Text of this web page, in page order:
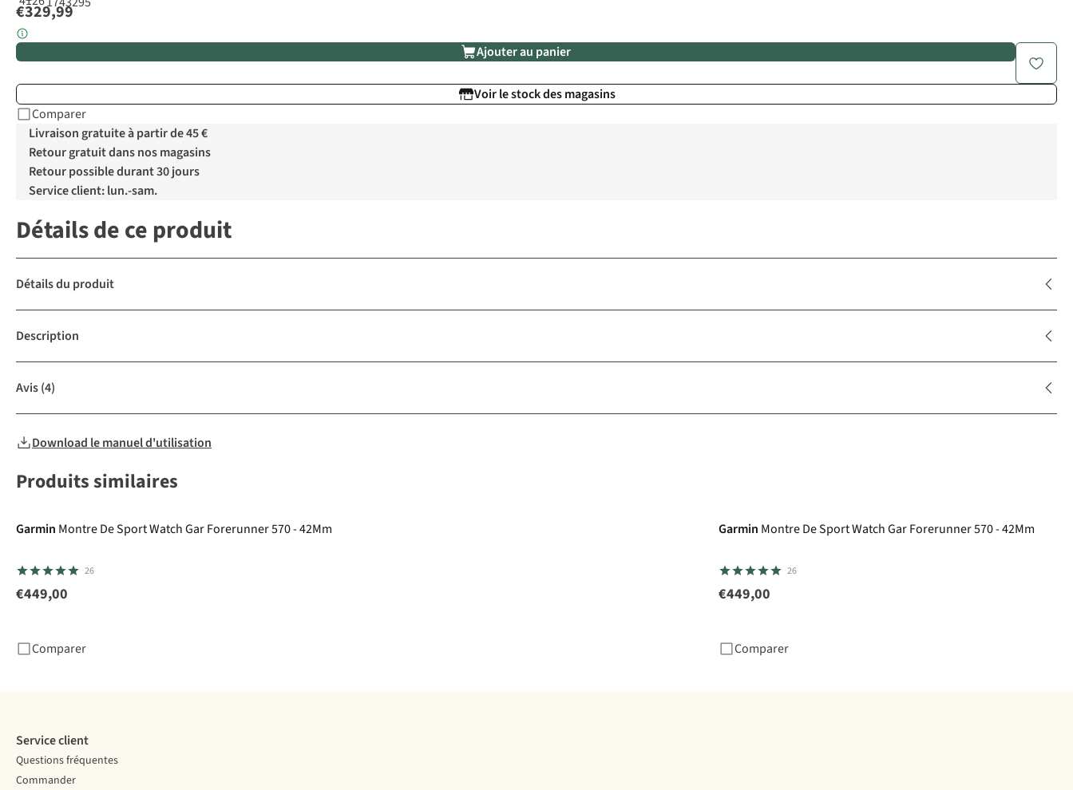
€329,99
Ajouter au panier
Voir le stock des magasins
Comparer
Livraison gratuite à partir de 45 €
Retour gratuit dans nos magasins
Retour possible durant 30 jours
Service client: lun.-sam.
Détails de ce produit
Détails du produit
Description
Avis(4)
Download le manuel d'utilisation
Produits similaires
Garmin Montre De Sport Watch Gar Forerunner 570 - 42Mm
26
€449,00
Comparer
Garmin Montre De Sport Watch Gar Forerunner 570 - 42Mm
26
€449,00
Comparer
Service client
Questions fréquentes
Commander